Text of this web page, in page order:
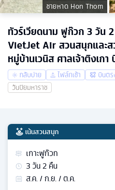
ชายหาด Hon Thom
ทัวร์เวียดนาม ฟูก๊วก 3 วัน
VietJet Air สวนสนุกและ
หมู่บ้านเวนิส ศาลเจ้าติงเก
กลับบ่าย ไฟล์ทเช้า
บินตร
วันปิยมหาราช
เน้นสวนสนุก
เกาะฟูก๊วก
3วัน2 คืน
ส.ค. / ก.ย. / ต.ค.